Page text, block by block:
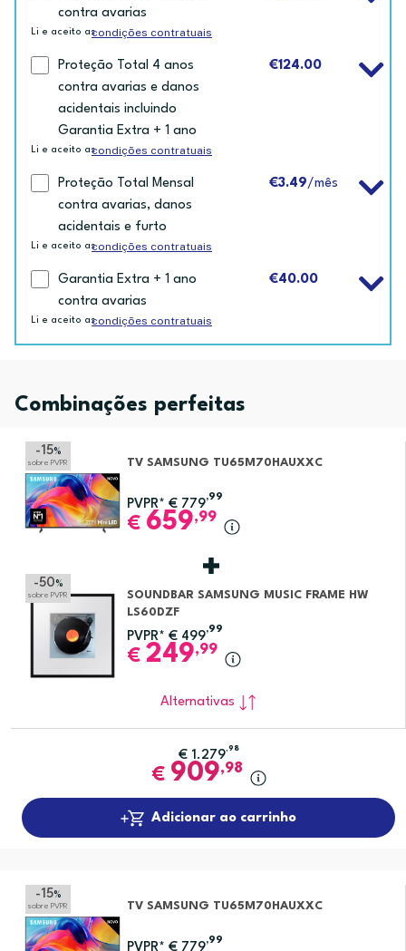
contra avarias
Li e aceito ascondições contratuais
Proteção Total 4 anos
contra avarias e danos
acidentais incluindo
Garantia Extra + 1 ano
€124.00
Li e aceito ascondições contratuais
Proteção Total Mensal
contra avarias, danos
acidentais e furto
€3.49/mês
Li e aceito ascondições contratuais
Garantia Extra + 1 ano
contra avarias
€40.00
Li e aceito ascondições contratuais
Combinações perfeitas
-15%
sobre PVPR TV SAMSUNG TU65M70HAUXXC
PVPR* € 779
,99
€ 659,99
-50 %
sobre PVPR
SOUNDBAR SAMSUNG MUSIC FRAME HW
LS60DZF
PVPR* € 499
,99
€ 249,99
Alternativas
€ 1.279,98
€ 909,98
Adicionar ao carrinho
-15%
sobre PVPR TV SAMSUNG TU65M70HAUXXC
PVPR* € 779
,99